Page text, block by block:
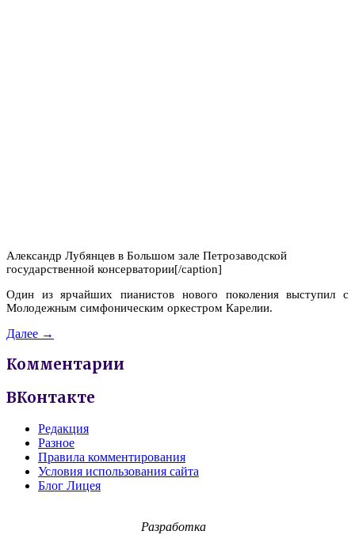
Александр Лубянцев в Большом зале Петрозаводской
государственной консерватории[/caption]
Один из ярчайших пианистов нового поколения выступил с
Молодежным симфоническим оркестром Карелии.
Далее →
Комментарии
ВКонтакте
Редакция
Разное
Правила комментирования
Условия использования сайта
Блог Лицея
Разработка